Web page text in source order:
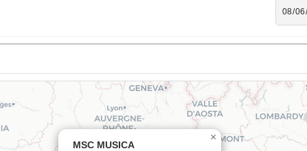
MSC MUSICA
×